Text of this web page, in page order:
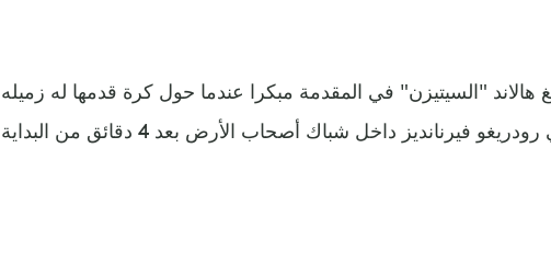
هالاند "السيتيزن" في المقدمة مبكرا عندما حول كرة قدمها له زميله